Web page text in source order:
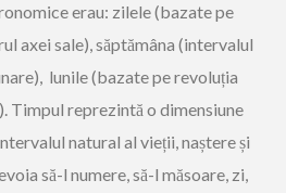
erau: zilele (bazate pe
axei sale), săptămâna (intervalul
lunile (bazate pe revoluția
Timpul reprezintă o dimensiune
natural al vieții, naștere și
să-l numere, să-l măsoare, zi,